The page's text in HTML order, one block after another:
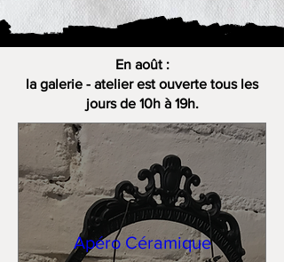
En août :
la galerie - atelier est ouverte tous les
jours de 10h à 19h.
Apéro Céramique